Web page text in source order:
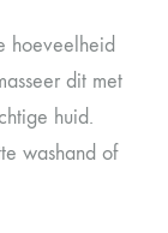
hoeveelheid
dit met
huid.
washand of